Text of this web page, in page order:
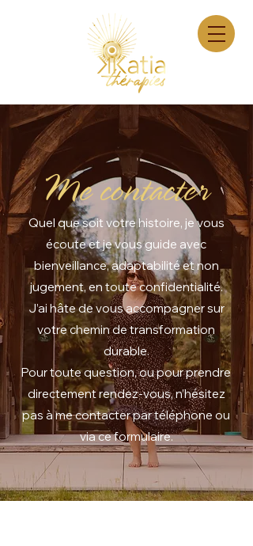
Me contacter
Quel que soit votre histoire, je vous
écoute et je vous guide avec
bienveillance, adaptabilité et non
jugement, en toute confidentialité.
J’ai hâte de vous accompagner sur
votre chemin de transformation
durable.
Pour toute question, ou pour prendre
directement rendez-vous, n’hésitez
pas à me contacter par téléphone ou
via ce formulaire.